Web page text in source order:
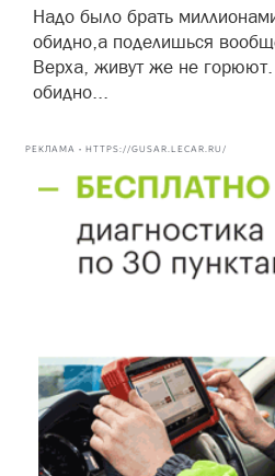
Надо было брать
обидно,а поделишься
Верха, живут же не
обидно...
РЕКЛАМА • HTTPS://GUSAR.LECAR.RU/